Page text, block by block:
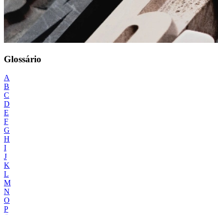
Glossário
A
B
C
D
E
F
G
H
I
J
K
L
M
N
O
P